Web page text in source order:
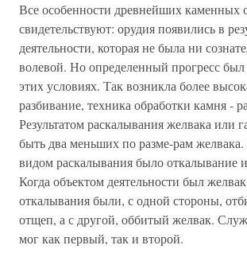
Все особенности древнейших каменных
свидетельствуют: орудия появились в
деятельности, которая не была ни
волевой. Но определенный прогресс
этих условиях. Так возникла более
разбивание, техника обработки камня -
Результатом раскалывания желвака или
быть два меньших по разме-рам
видом раскалывания было откалывание
Когда объектом деятельности был
откалывания были, с одной стороны,
отщеп, а с другой, оббитый желвак.
мог как первый, так и второй.